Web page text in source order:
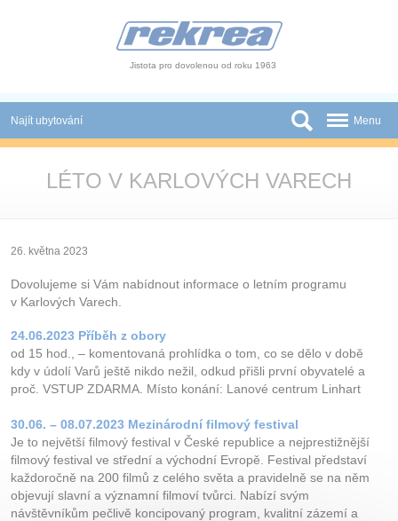
Jistota pro dovolenou od roku 1963
Najít ubytování
Novinky
Atrakce
O nás
Menu
LÉTO V KARLOVÝCH VARECH
26. května 2023
Dovolujeme si Vám nabídnout informace o letním programu
v Karlových Varech.
24.06.2023 Příběh z obory
od 15 hod., – komentovaná prohlídka o tom, co se dělo v době
kdy v údolí Varů ještě nikdo nežil, odkud přišli první obyvatelé a
proč. VSTUP ZDARMA. Místo konání: Lanové centrum Linhart
30.06. – 08.07.2023 Me­zinárodní filmový festival
Je to největší filmový festival v České republice a nejprestižnější
filmový festival ve střední a východní Evropě. Festival představí
každoročně na 200 filmů z celého světa a pravidelně se na něm
objevují slavní a významní filmoví tvůrci. Nabízí svým
návštěvníkům pečlivě koncipovaný program, kvalitní zázemí a